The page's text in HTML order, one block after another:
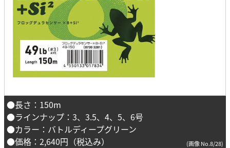
●長さ：150m
●ラインナップ：3、3.5、4、5、6号
●カラー：バトルディープグリーン
●価格：2,640円（税込み）
(画像 No.8/28)